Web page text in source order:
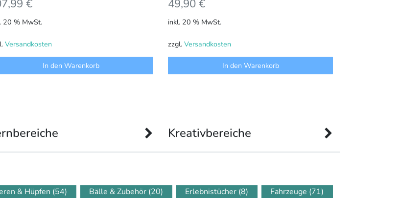
€
20 % MwSt.
Versandkosten
In den Warenkorb
49,90€
inkl. 20 % MwSt.
zzgl.Versandkosten
In den Warenkorb
Kreativbereiche
& Hüpfen (54) Bälle & Zubehör (20) Erlebnistücher (8) Fahrzeuge (71)